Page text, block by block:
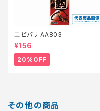
エビバリ AA803
¥156
20%OFF
その他の商品